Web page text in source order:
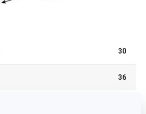
30
36